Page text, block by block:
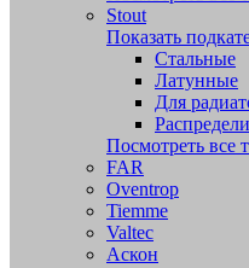
Stout
Показать
Стальные
Латунные
Для
Посмотреть все
FAR
Oventrop
Tiemme
Valtec
Аскон